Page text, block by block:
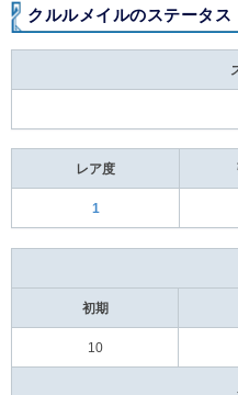
クルルメイルのステータス
レア度
1
初期
10